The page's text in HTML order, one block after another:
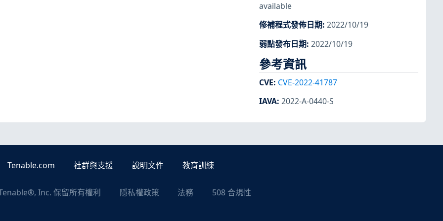
available
修補程式發佈日期: 2022/10/19
弱點發布日期: 2022/10/19
參考資訊
CVE: CVE-2022-41787
IAVA: 2022-A-0440-S
Tenable.com 社群與支援 說明文件 教育訓練
Inc. 保留所有權利 隱私權政策 法務 508 合規性